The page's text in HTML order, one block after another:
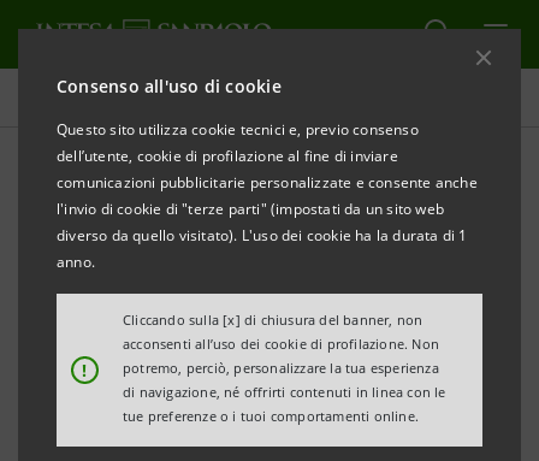
Consenso all'uso di cookie
Questo sito utilizza cookie tecnici e, previo consenso
dell’utente, cookie di profilazione al fine di inviare
comunicazioni pubblicitarie personalizzate e consente anche
l'invio di cookie di "terze parti" (impostati da un sito web
diverso da quello visitato). L'uso dei cookie ha la durata di 1
anno.
!
Cliccando sulla [x] di chiusura del banner, non
acconsenti all’uso dei cookie di profilazione. Non
potremo, perciò, personalizzare la tua esperienza
di navigazione, né offrirti contenuti in linea con le
tue preferenze o i tuoi comportamenti online.
Comunicati stampa
STAMPA AGGIORNA
COMUNICATO STAMPA
CASSA DI RISPARMIO DEL VENETO INCONTRA IL
Oltre 50 ragazzi tra gli 8 e i 14 anni hanno visitato
la sede della banca a Rovigo attraverso un
percorso didattico che si è snodato tra il caveau, le
cassette di sicurezza, l’area bancomat e gli uffici